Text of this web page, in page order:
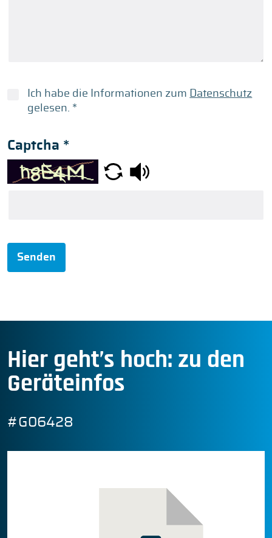
Ich habe die Informationen zum Datenschutz
gelesen. *
Captcha *
Senden
Hier geht’s hoch: zu den
Geräteinfos
#G06428